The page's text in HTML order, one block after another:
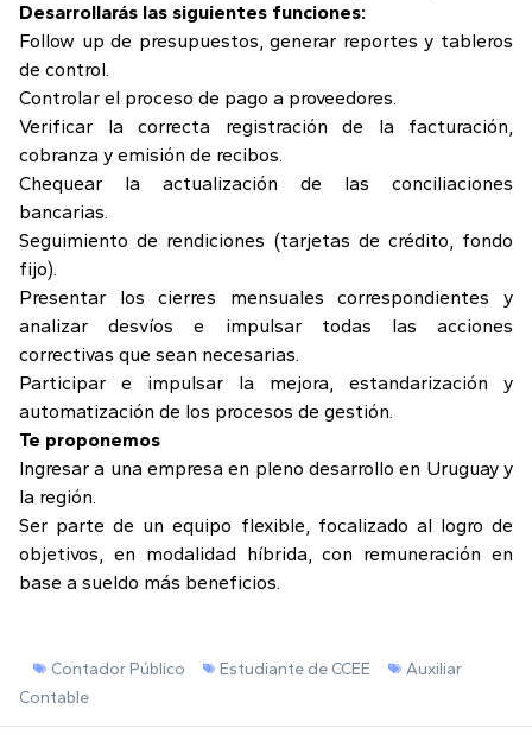
Desarrollarás las siguientes funciones:
Follow up de presupuestos, generar reportes y tableros
de control.
Controlar el proceso de pago a proveedores.
Verificar la correcta registración de la facturación,
cobranza y emisión de recibos.
Chequear la actualización de las conciliaciones
bancarias.
Seguimiento de rendiciones (tarjetas de crédito, fondo
fijo).
Presentar los cierres mensuales correspondientes y
analizar desvíos e impulsar todas las acciones
correctivas que sean necesarias.
Participar e impulsar la mejora, estandarización y
automatización de los procesos de gestión.
Te proponemos
Ingresar a una empresa en pleno desarrollo en Uruguay y
la región.
Ser parte de un equipo flexible, focalizado al logro de
objetivos, en modalidad híbrida, con remuneración en
base a sueldo más beneficios.
Contador Público Estudiante de CCEE
Auxiliar
Contable